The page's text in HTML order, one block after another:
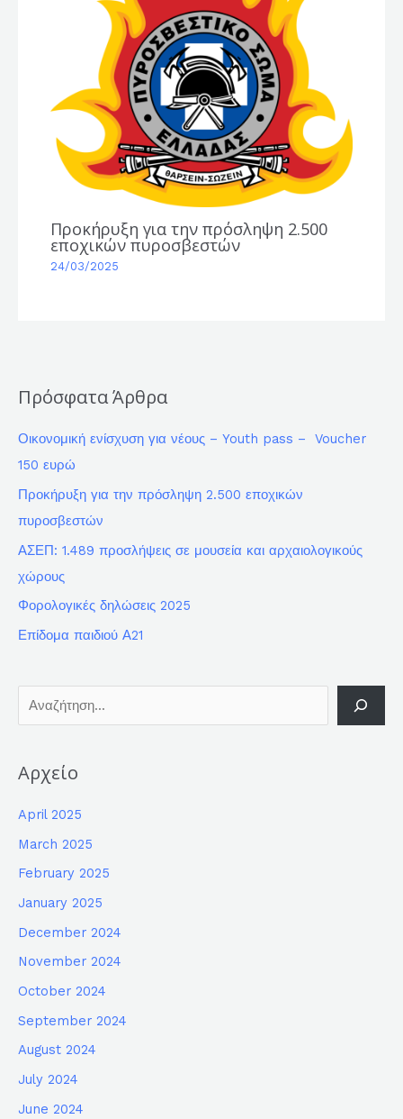
Προκήρυξη για την πρόσληψη 2.500
εποχικών πυροσβεστών
24/03/2025
Πρόσφατα Άρθρα
Οικονομική ενίσχυση για νέους – Youth pass – Voucher
150 ευρώ
Προκήρυξη για την πρόσληψη 2.500 εποχικών
πυροσβεστών
ΑΣΕΠ: 1.489 προσλήψεις σε μουσεία και αρχαιολογικούς
χώρους
Φορολογικές δηλώσεις 2025
Επίδομα παιδιού Α21
Αρχείο
April 2025
March 2025
February 2025
January 2025
December 2024
November 2024
October 2024
September 2024
August 2024
July 2024
June 2024